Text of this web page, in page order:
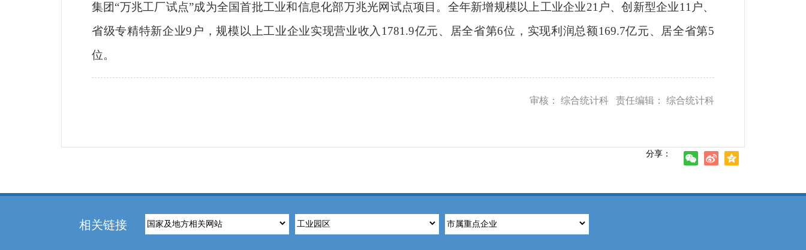
集团“万兆工厂试点”成为全国首批工业和信息化部万兆光网试点项目。 全年新增规模以上工业企业21户、创新型企业11户、
省级专精特新企业9户，规模以 上工业企业实现营业收入 1781.9亿元、居全省第6位，实现利润总额169.7亿元、居全省第5
位。
审核： 综合统计科 责任编辑： 综合统计科
分享：
相关链接